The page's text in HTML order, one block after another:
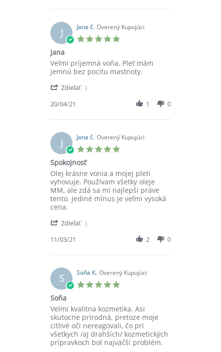
Eva
on
3
Dec
J Jana č. Overený Kupujúci
5.0
Jana
Review
by
č.
20
2021
review
stating
Veľmi príjemná voňa. Pleť mám
jemnú bez pocitu mastnoty.
Zdieľať
Jana
on
20
Apr
20/04/21 1 0
J Jana č. Overený Kupujúci
5.0
Spokojnosť
Review
by
Jana
č.
on
Mar
review
stating
Spokojnosť
Olej krásne vonia a mojej pleti
vyhovuje. Používam všetky oleje
MM, ale zdá sa mi najlepší práve
tento. Jediné mínus je veľmi vysoká
cena.
Zdieľať
Jana
on
11
Mar
11/03/21 2 0
S Soňa K. Overený Kupujúci
5.0
Soňa
Review
by
Soňa
K.
on
review
stating
Soňa
Velmi kvalitna kozmetika. Asi
skutocne prírodná, pretoze moje
citlivé oči nereagovali, čo pri
všetkych /aj drahších/ kozmetických
prípravkoch bol najváčší problém.